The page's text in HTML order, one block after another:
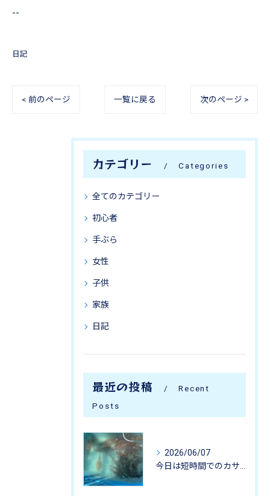
--
日記
< 前のページ 一覧に戻る 次のページ >
カテゴリー Categories
全てのカテゴリー
初心者
手ぶら
女性
子供
家族
日記
最近の投稿
Recent
Posts
2026/06/07